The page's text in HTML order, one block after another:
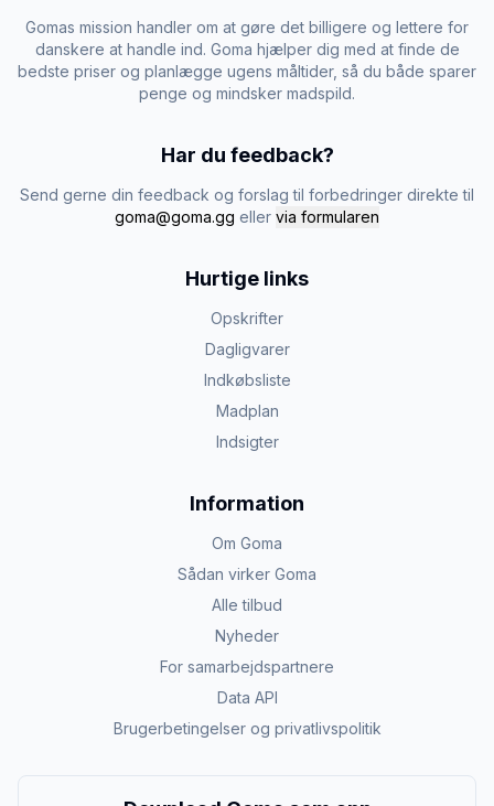
Gomas mission handler om at gøre det billigere og lettere for
danskere at handle ind. Goma hjælper dig med at finde de
bedste priser og planlægge ugens måltider, så du både sparer
penge og mindsker madspild.
Har du feedback?
Send gerne din feedback og forslag til forbedringer direkte til
goma@goma.gg eller via formularen
Hurtige links
Opskrifter
Dagligvarer
Indkøbsliste
Madplan
Indsigter
Information
Om Goma
Sådan virker Goma
Alle tilbud
Nyheder
For samarbejdspartnere
Data API
Brugerbetingelser og privatlivspolitik